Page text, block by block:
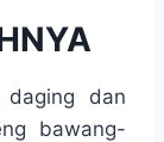
daging dan
bawang-